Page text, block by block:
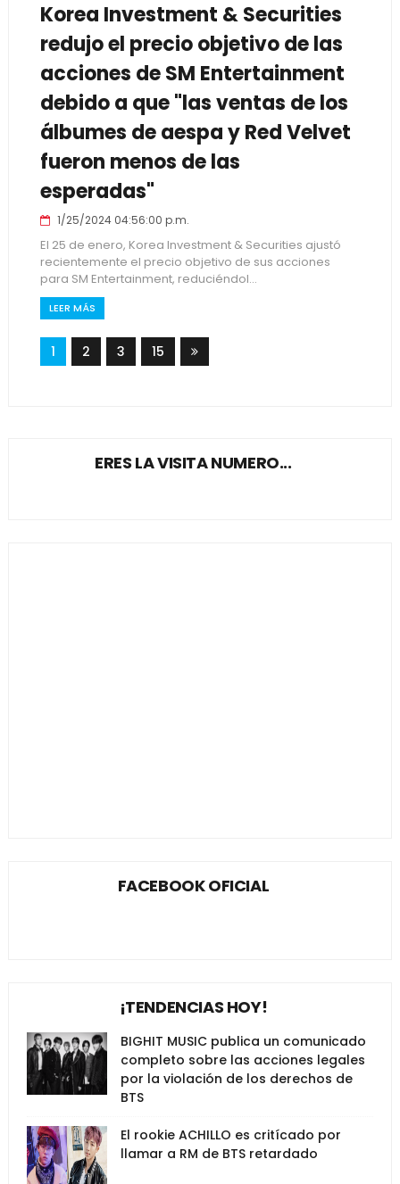
Korea Investment & Securities
redujo el precio objetivo de las
acciones de SM Entertainment
debido a que "las ventas de los
álbumes de aespa y Red Velvet
fueron menos de las
esperadas"
1/25/2024 04:56:00 p.m.
El 25 de enero, Korea Investment & Securities ajustó
recientemente el precio objetivo de sus acciones
para SM Entertainment, reduciéndol...
LEER MÁS
1 2 3 15
ERES LA VISITA NUMERO...
FACEBOOK OFICIAL
¡TENDENCIAS HOY!
BIGHIT MUSIC publica un comunicado
completo sobre las acciones legales
por la violación de los derechos de
BTS
El rookie ACHILLO es critícado por
llamar a RM de BTS retardado